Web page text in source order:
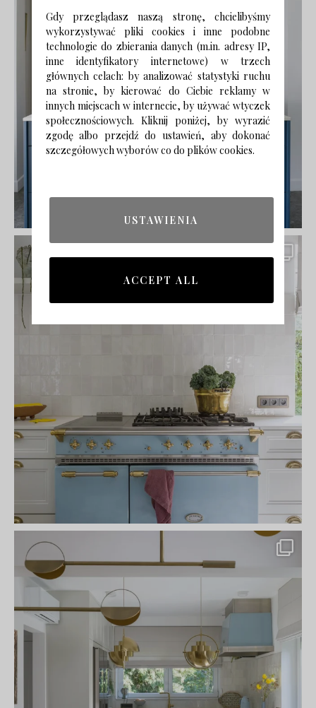
Gdy przeglądasz naszą stronę, chcielibyśmy
wykorzystywać pliki cookies i inne podobne
technologie do zbierania danych (m.in. adresy IP,
inne identyfikatory internetowe) w trzech
głównych celach: by analizować statystyki ruchu
na stronie, by kierować do Ciebie reklamy w
innych miejscach w internecie, by używać wtyczek
społecznościowych. Kliknij poniżej, by wyrazić
zgodę albo przejdź do ustawień, aby dokonać
szczegółowych wyborów co do plików cookies.
USTAWIENIA
ACCEPT ALL